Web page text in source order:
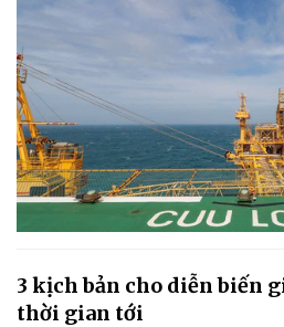
3 kịch bản cho diễn biến
thời gian tới